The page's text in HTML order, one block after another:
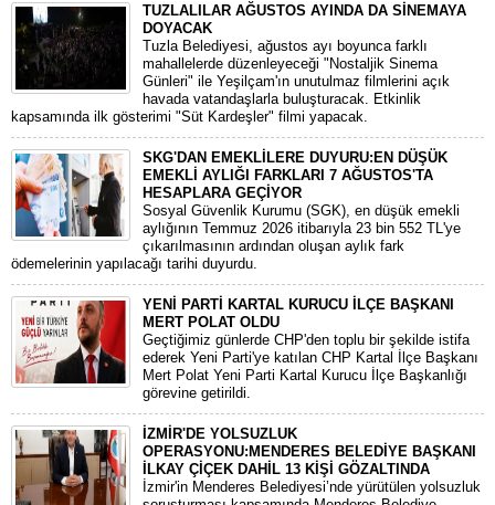
TUZLALILAR AĞUSTOS AYINDA DA SİNEMAYA
DOYACAK
Tuzla Belediyesi, ağustos ayı boyunca farklı
mahallelerde düzenleyeceği "Nostaljik Sinema
Günleri" ile Yeşilçam'ın unutulmaz filmlerini açık
havada vatandaşlarla buluşturacak. Etkinlik
kapsamında ilk gösterimi "Süt Kardeşler" filmi yapacak.
SKG'DAN EMEKLİLERE DUYURU:EN DÜŞÜK
EMEKLİ AYLIĞI FARKLARI 7 AĞUSTOS'TA
HESAPLARA GEÇİYOR
​Sosyal Güvenlik Kurumu (SGK), en düşük emekli
aylığının Temmuz 2026 itibarıyla 23 bin 552 TL'ye
çıkarılmasının ardından oluşan aylık fark
ödemelerinin yapılacağı tarihi duyurdu.
YENİ PARTİ KARTAL KURUCU İLÇE BAŞKANI
MERT POLAT OLDU
Geçtiğimiz günlerde CHP'den toplu bir şekilde istifa
ederek Yeni Parti'ye katılan CHP Kartal İlçe Başkanı
Mert Polat Yeni Parti Kartal Kurucu İlçe Başkanlığı
görevine getirildi.
İZMİR'DE YOLSUZLUK
OPERASYONU:MENDERES BELEDİYE BAŞKANI
İLKAY ÇİÇEK DAHİL 13 KİŞİ GÖZALTINDA
​İzmir'in Menderes Belediyesi’nde yürütülen yolsuzluk